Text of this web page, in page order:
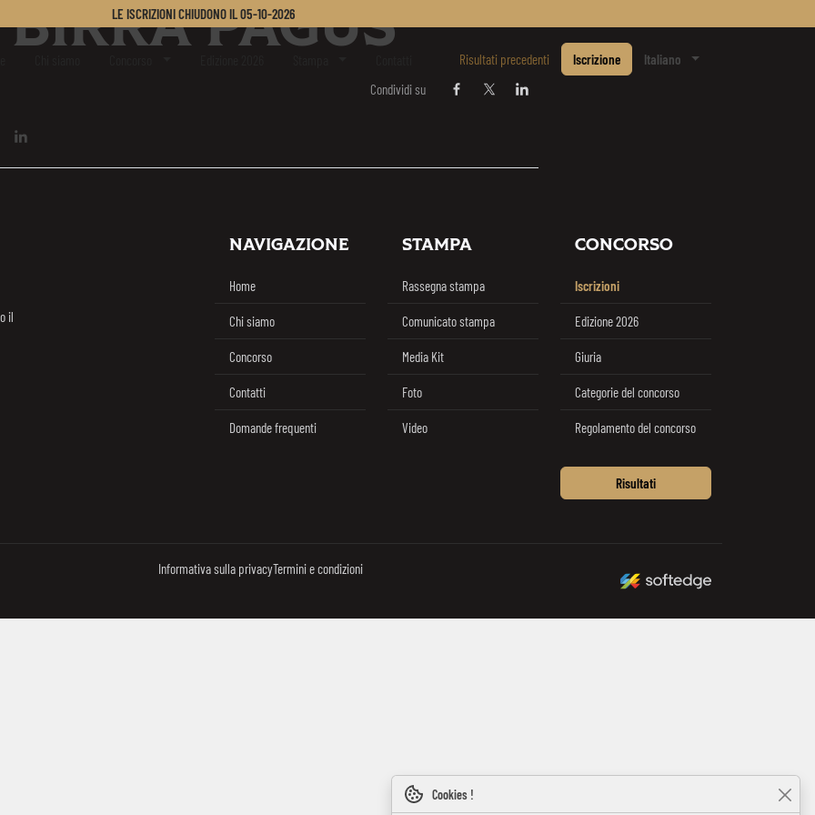
LE ISCRIZIONI CHIUDONO IL05-10-2026
Challenge
Risultati precedenti Iscrizione Italiano
BIRRA PAGUS
Condividi su Condividi su Facebook
Condividi su Twitter / X
Condividi su Linkedin
Facebooksu Twitter / X
Condividi su Linkedin
NAVIGAZIONE
Home
Chi siamo
Concorso
Contatti
Domande frequenti
STAMPA
Rassegna stampa
Comunicato stampa
Media Kit
Foto
Video
CONCORSO
Iscrizioni
Edizione 2026
Giuria
Categorie del concorso
Regolamento del concorso
Risultati
il
Informativa sulla privacyTermini e condizioni
Cookies !